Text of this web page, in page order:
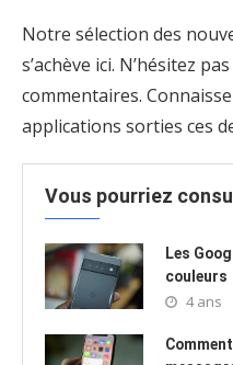
Notre sélection des
s’achève ici. N’hésitez
commentaires.
applications sorties ces
Vous pourriez
Les
couleurs
4 ans